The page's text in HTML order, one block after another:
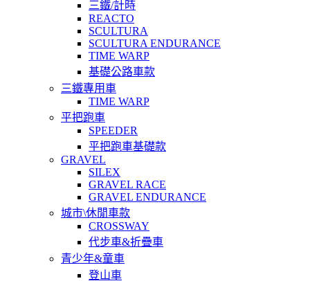
三鐵/計時
REACTO
SCULTURA
SCULTURA ENDURANCE
TIME WARP
基礎公路車款
三鐵專用車
TIME WARP
平把跑車
SPEEDER
平把跑車基礎款
GRAVEL
SILEX
GRAVEL RACE
GRAVEL ENDURANCE
城市\休閒車款
CROSSWAY
代步車&折疊車
青少年&童車
登山車